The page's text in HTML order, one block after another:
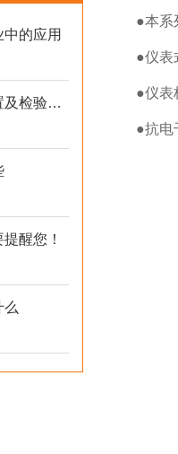
的应用
智能氧化锆分析仪的基本设置及检验操作说明
醒您！
么
●本系
●仪表
●仪表
●抗电